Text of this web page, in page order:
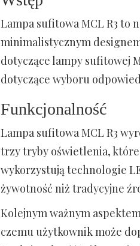
Lampa sufitowa MCL R3 to
minimalistycznym
dotyczące lampy sufitowej
dotyczące wyboru
Funkcjonalność
Lampa sufitowa MCL R3
trzy tryby oświetlenia, które
wykorzystują technologie
żywotność niż tradycyjne
Kolejnym ważnym
czemu użytkownik może